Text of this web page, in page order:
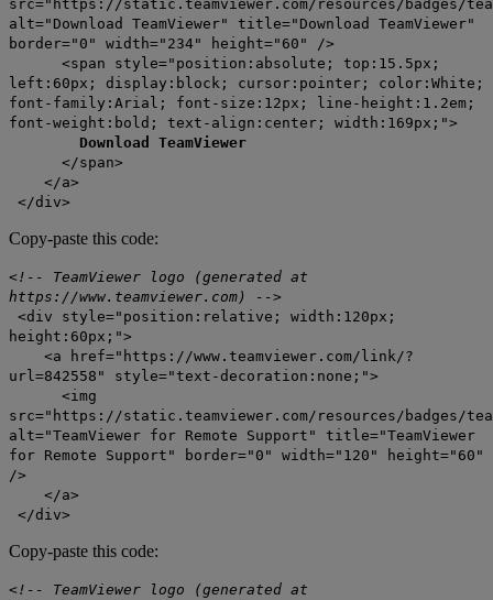
src="https://static.teamviewer.com/resources/badges/
alt="Download TeamViewer" title="Download TeamViewer"
border="0" width="234" height="60" />
<span style="position:absolute; top:15.5px;
left:60px; display:block; cursor:pointer; color:White;
font-family:Arial; font-size:12px; line-height:1.2em;
font-weight:bold; text-align:center; width:169px;">
Download TeamViewer
</span>
</a>
</div>
Copy-paste this code:
<!-- TeamViewer logo (generated at
https://www.teamviewer.com) -->
<div style="position:relative; width:120px;
height:60px;">
<a href="https://www.teamviewer.com/link/?
url=842558" style="text-decoration:none;">
<img
src="https://static.teamviewer.com/resources/badges/
alt="TeamViewer for Remote Support" title="TeamViewer
for Remote Support" border="0" width="120" height="60"
/>
</a>
</div>
Copy-paste this code:
<!-- TeamViewer logo (generated at